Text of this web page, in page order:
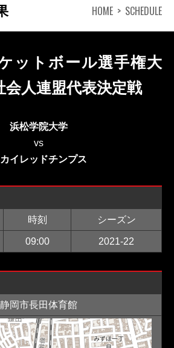
NEWS
CONTACT
HOME SCHEDULE
ットボール選手権大
人連盟代表決定戦
浜松学院大学
vs
イレッドチンプス
時刻 シーズン
09:00 2021-22
静岡市長田体育館